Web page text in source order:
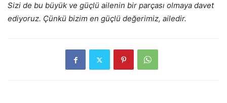
Sizi de bu büyük ve güçlü ailenin bir parçası olmaya davet
ediyoruz. Çünkü bizim en güçlü değerimiz, ailedir.